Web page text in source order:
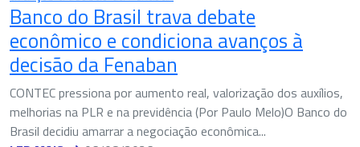
Banco do Brasil trava debate
econômico e condiciona avanços à
decisão da Fenaban
CONTEC pressiona por aumento real, valorização dos auxílios,
melhorias na PLR e na previdência (Por Paulo Melo)O Banco do
Brasil decidiu amarrar a negociação econômica...